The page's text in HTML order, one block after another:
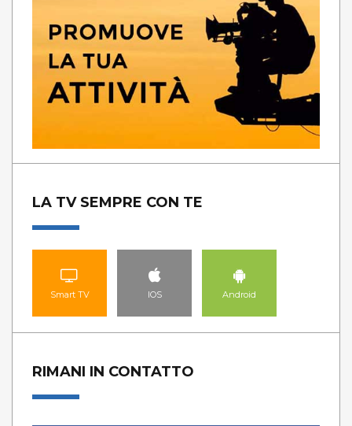
LA TV SEMPRE CON TE
Smart TV IOS Android
RIMANI IN CONTATTO